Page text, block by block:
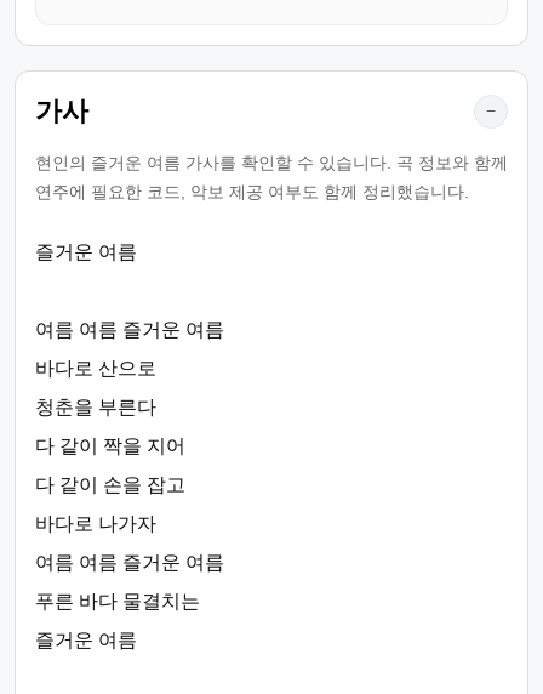
가사 −
현인의 즐거운 여름 가사를 확인할 수 있습니다. 곡 정보와 함께
연주에 필요한 코드, 악보 제공 여부도 함께 정리했습니다.
즐거운 여름
여름 여름 즐거운 여름
바다로 산으로
청춘을 부른다
다 같이 짝을 지어
다 같이 손을 잡고
바다로 나가자
여름 여름 즐거운 여름
푸른 바다 물결치는
즐거운 여름